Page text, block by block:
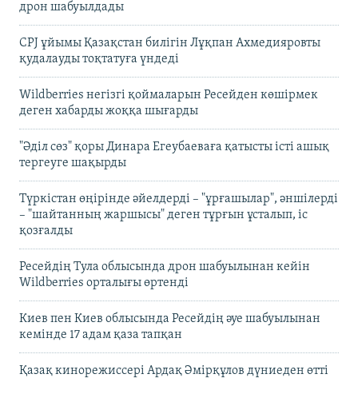
дрон шабуылдады
CPJ ұйымы Қазақстан билігін Лұқпан Ахмедияровты
қудалауды тоқтатуға үндеді
Wildberries негізгі қоймаларын Ресейден көшірмек
деген хабарды жоққа шығарды
"Әділ сөз" қоры Динара Егеубаеваға қатысты істі ашық
тергеуге шақырды
Түркістан өңірінде әйелдерді – "ұрғашылар", әншілерді
– "шайтанның жаршысы" деген тұрғын ұсталып, іс
қозғалды
Ресейдің Тула облысында дрон шабуылынан кейін
Wildberries орталығы өртенді
Киев пен Киев облысында Ресейдің әуе шабуылынан
кемінде 17 адам қаза тапқан
Қазақ кинорежиссері Ардақ Әмірқұлов дүниеден өтті